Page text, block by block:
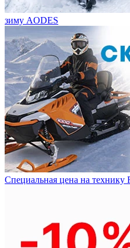
зиму AODES
Специальная цена на технику